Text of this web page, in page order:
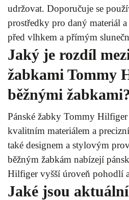
udržovat. Doporučuje se
prostředky pro daný materiál
před vlhkem a přímým
Jaký je rozdíl
žabkami Tommy
běžnými
Pánské žabky Tommy
kvalitním materiálem a
také designem a stylovým
běžným žabkám nabízejí
Hilfiger vyšší úroveň pohodlí
Jaké jsou